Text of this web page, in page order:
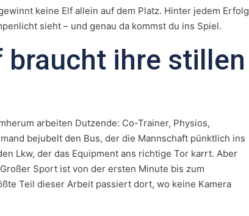
keine Elf allein auf dem Platz. Hinter jedem Erfolg
sieht – und genau da kommst du ins Spiel.
ihre stillen
arbeiten Dutzende: Co-Trainer, Physios,
bejubelt den Bus, der die Mannschaft pünktlich ins
Lkw, der das Equipment ans richtige Tor karrt. Aber
Sport ist von der ersten Minute bis zum
Teil dieser Arbeit passiert dort, wo keine Kamera